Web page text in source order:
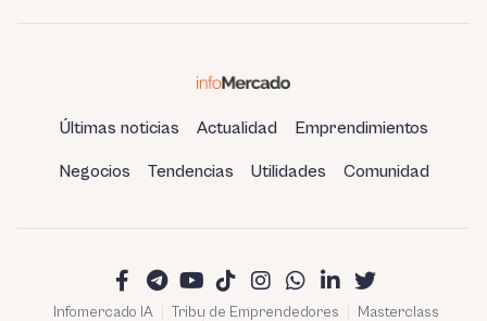
Últimas noticias Actualidad Emprendimientos
Negocios Tendencias Utilidades Comunidad
Infomercado IA Tribu de Emprendedores
Masterclass